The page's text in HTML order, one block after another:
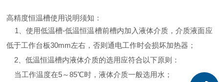
高精度恒温槽使用说明须知：
1、使用低温槽-低温恒温槽前槽内加入液体介质，介质液面应
低于工作台板30mm左右，否则通电工作时会损坏加热器；
2、低温恒温槽内液体介质的选用应符合以下原则：
当工作温度在5～85℃时，液体介质一般选用水；